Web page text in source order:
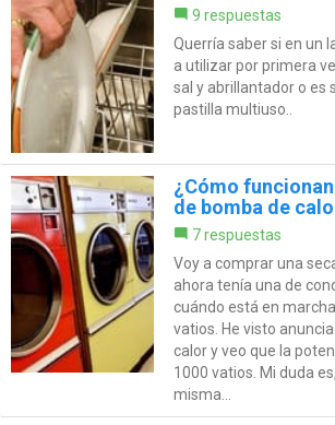
9 respuestas
Querría saber si en un
a utilizar por primera
sal y abrillantador o es
pastilla multiuso..
¿Cómo
de bomba de
7 respuestas
Voy a comprar una
ahora tenía una de
cuándo está en
vatios. He visto
calor y veo que la
1000 vatios. Mi duda
misma...